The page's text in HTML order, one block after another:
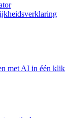
met AI in één klik